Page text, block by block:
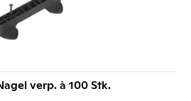
verp. à 100 Stk.